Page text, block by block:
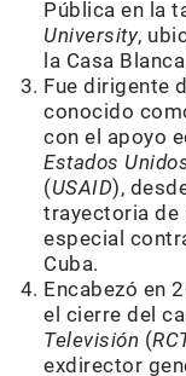
Pública en la
University,
la Casa
Fue dirigente
conocido
con el apoyo
Estados
(USAID),
trayectoria de
especial
Cuba.
Encabezó en
el cierre del
Televisión (
exdirector